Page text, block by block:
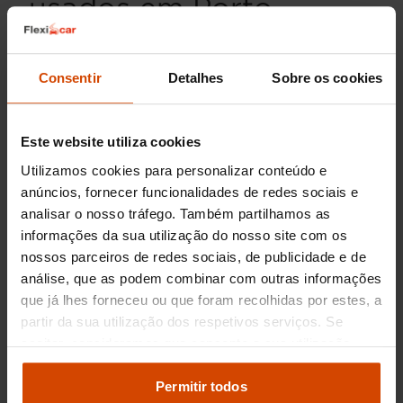
Consentir Detalhes Sobre os cookies
Este website utiliza cookies
Utilizamos cookies para personalizar conteúdo e
anúncios, fornecer funcionalidades de redes sociais e
analisar o nosso tráfego. Também partilhamos as
informações da sua utilização do nosso site com os
nossos parceiros de redes sociais, de publicidade e de
análise, que as podem combinar com outras informações
que já lhes forneceu ou que foram recolhidas por estes, a
partir da sua utilização dos respetivos serviços. Se
aceitar, consideramos que consente a sua utilização.
Pode modificar as suas opções de consentimento e
definições de cookies
Permitir todos
usados em Porto
O mercado dos carros usados tem-se mostrado
bastante dinâmico, especialmente em cidades
compactos como o Fiat 500X é elevada. O
conforme o ano de fabrico, o estado de
conservação e o nível de equipamento. Em
média, podes encontrar este modelo com
valores a partir de 13,000€ para versões mais
antigas ou com mais quilometragem, até
20,000€ para modelos mais recentes e em ótimo
estado.
Porque comprar um Fiat 500X
usado em Porto com a
Flexicar?